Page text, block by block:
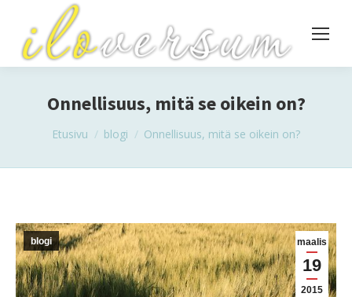
Onnellisuus, mitä se oikein on?
You are here:
Etusivu blogi Onnellisuus, mitä se oikein on?
maalis
19
2015
blogi